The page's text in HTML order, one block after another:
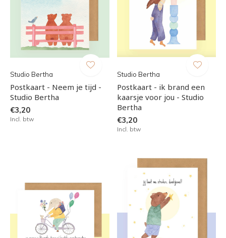
Studio Bertha
Postkaart - Neem je tijd -
Studio Bertha
€3,20
Incl. btw
Studio Bertha
Postkaart - ik brand een
kaarsje voor jou - Studio
Bertha
€3,20
Incl. btw